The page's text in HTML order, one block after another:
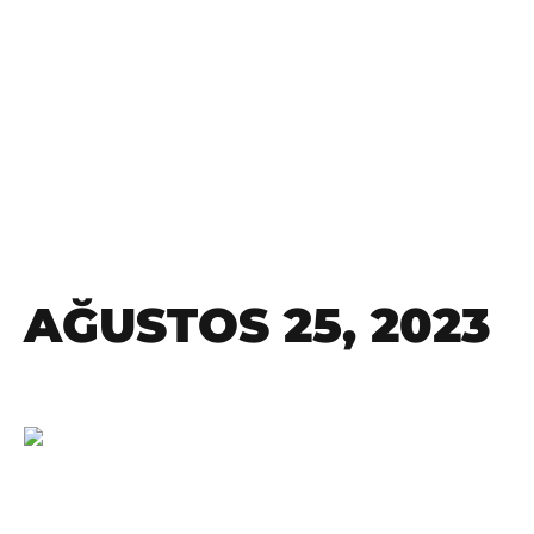
AĞUSTOS 25, 2023